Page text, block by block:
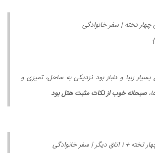
چهار تخته | سفر خانوادگی
زیبا و دلباز بود نزدیکی به ساحل، تمیزی و
صبحانه خوب از نکات مثبت هتل بود
اتاق دیگر | سفر خانوادگی